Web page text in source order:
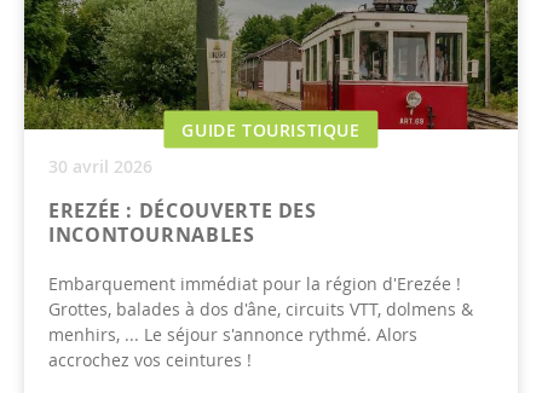
GUIDE TOURISTIQUE
30 avril 2026
EREZÉE : DÉCOUVERTE DES
INCONTOURNABLES
Embarquement immédiat pour la région d'Erezée !
Grottes, balades à dos d'âne, circuits VTT, dolmens &
menhirs, ... Le séjour s'annonce rythmé. Alors
accrochez vos ceintures !